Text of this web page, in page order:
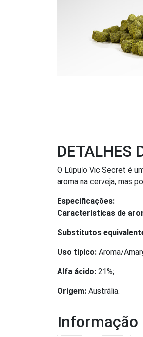
DETALHES
O Lúpulo Vic Secret é
aroma na cerveja, mas
Especificações:
Características de
Substitutos
Uso típico: Aroma/
Alfa ácido: 21%;
Origem: Austrália.
Informação